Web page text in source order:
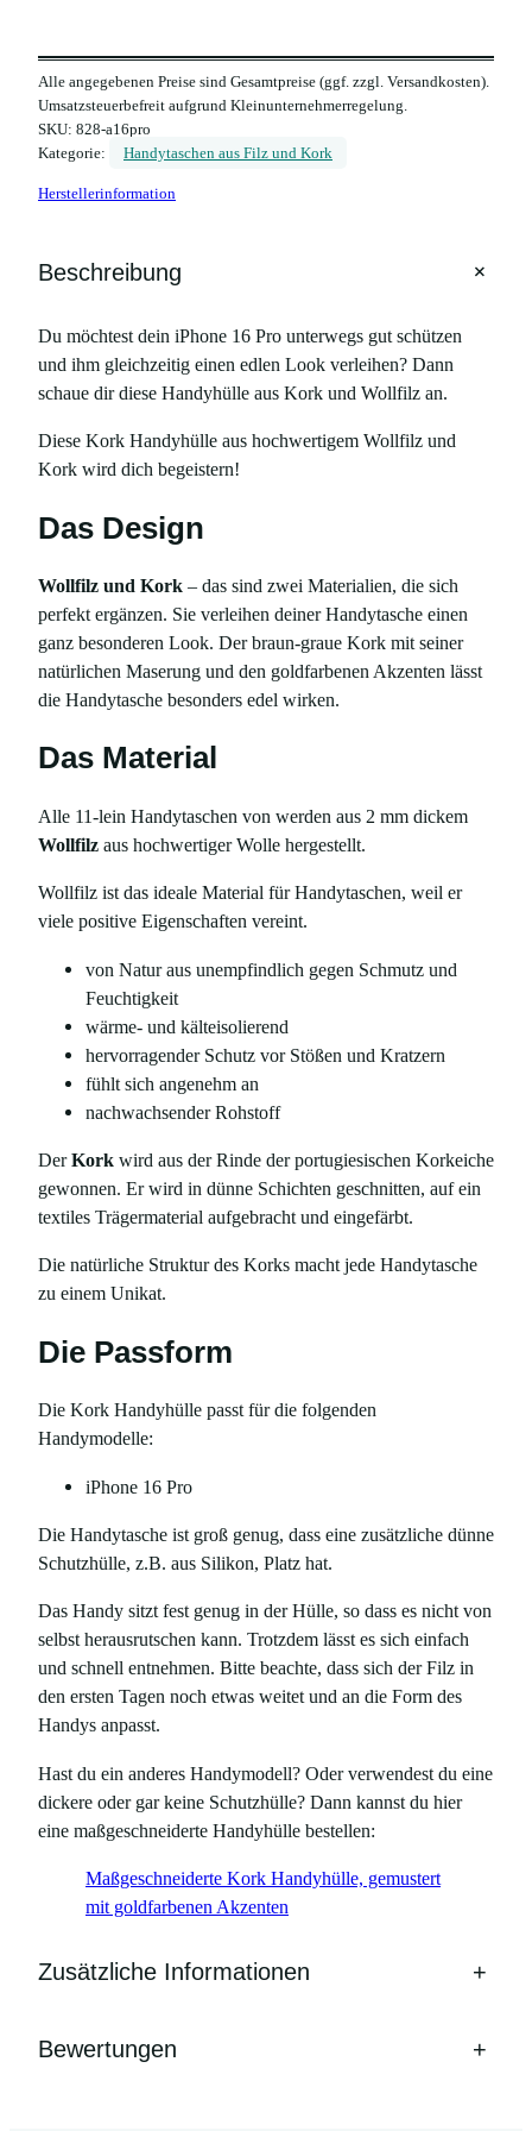
k
H
a
n
y
l
e
,
f
ü
r
P
h
e
1
r
o
g
e
m
u
g
e
Alle angegebenen Preise sind Gesamtpreise (ggf. zzgl. Versandkosten).
Umsatzsteuerbefreit aufgrund Kleinunternehmerregelung.
SKU: 828-a16pro
Kategorie:
Handytaschen aus Filz und Kork
Herstellerinformation
Beschreibung +
Du möchtest dein iPhone 16 Pro unterwegs gut schützen
und ihm gleichzeitig einen edlen Look verleihen? Dann
schaue dir diese Handyhülle aus Kork und Wollfilz an.
Diese Kork Handyhülle aus hochwertigem Wollfilz und
Kork wird dich begeistern!
Das Design
Wollfilz und Kork – das sind zwei Materialien, die sich
perfekt ergänzen. Sie verleihen deiner Handytasche einen
ganz besonderen Look. Der braun-graue Kork mit seiner
natürlichen Maserung und den goldfarbenen Akzenten lässt
die Handytasche besonders edel wirken.
Das Material
Alle 11-lein Handytaschen von werden aus 2 mm dickem
Wollfilz aus hochwertiger Wolle hergestellt.
Wollfilz ist das ideale Material für Handytaschen, weil er
viele positive Eigenschaften vereint.
von Natur aus unempfindlich gegen Schmutz und
Feuchtigkeit
wärme- und kälteisolierend
hervorragender Schutz vor Stößen und Kratzern
fühlt sich angenehm an
nachwachsender Rohstoff
DerKork wird aus der Rinde der portugiesischen Korkeiche
gewonnen. Er wird in dünne Schichten geschnitten, auf ein
textiles Trägermaterial aufgebracht und eingefärbt.
Die natürliche Struktur des Korks macht jede Handytasche
zu einem Unikat.
Die Passform
Die Kork Handyhülle passt für die folgenden
Handymodelle:
iPhone 16 Pro
Die Handytasche ist groß genug, dass eine zusätzliche dünne
Schutzhülle, z.B. aus Silikon, Platz hat.
Das Handy sitzt fest genug in der Hülle, so dass es nicht von
selbst herausrutschen kann. Trotzdem lässt es sich einfach
und schnell entnehmen. Bitte beachte, dass sich der Filz in
den ersten Tagen noch etwas weitet und an die Form des
Handys anpasst.
Hast du ein anderes Handymodell? Oder verwendest du eine
dickere oder gar keine Schutzhülle? Dann kannst du hier
eine maßgeschneiderte Handyhülle bestellen:
Maßgeschneiderte Kork Handyhülle, gemustert
mit goldfarbenen Akzenten
Zusätzliche Informationen +
Bewertungen +